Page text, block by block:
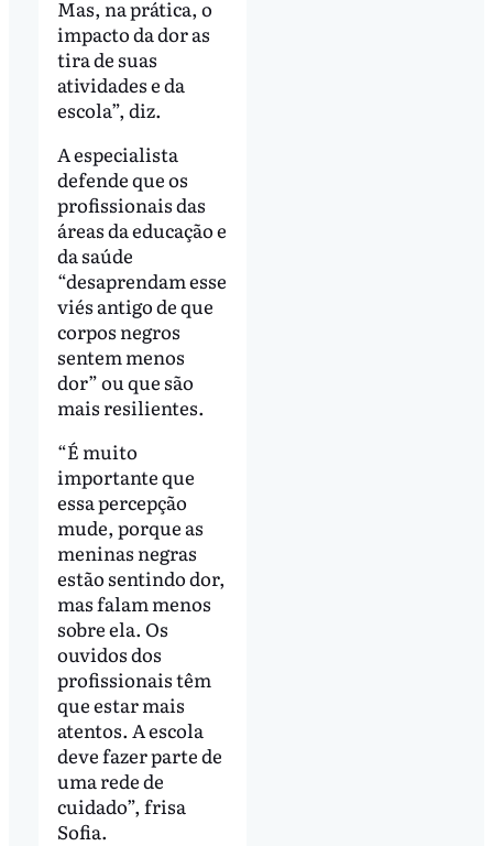
Mas, na prática, o
impacto da dor as
tira de suas
atividades e da
escola”, diz.
A especialista
defende que os
profissionais das
áreas da educação e
da saúde
“desaprendam esse
viés antigo de que
corpos negros
sentem menos
dor” ou que são
mais resilientes.
“É muito
importante que
essa percepção
mude, porque as
meninas negras
estão sentindo dor,
mas falam menos
sobre ela. Os
ouvidos dos
profissionais têm
que estar mais
atentos. A escola
deve fazer parte de
uma rede de
cuidado”, frisa
Sofia.